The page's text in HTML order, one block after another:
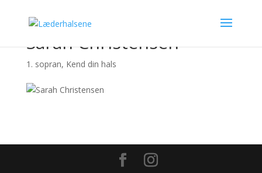
Sarah Christensen
1. sopran, Kend din hals